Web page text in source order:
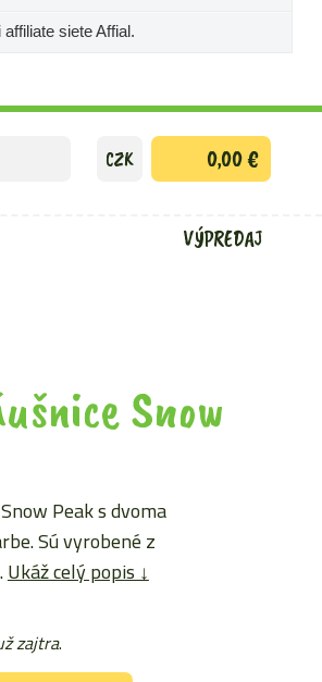
VÝPREDAJ
ODOSLAŤCZK 0,00 €
Snow
Peak s dvoma
Sú vyrobené z
Ukáž celý popis ↓
zajtra.
siete Affial.